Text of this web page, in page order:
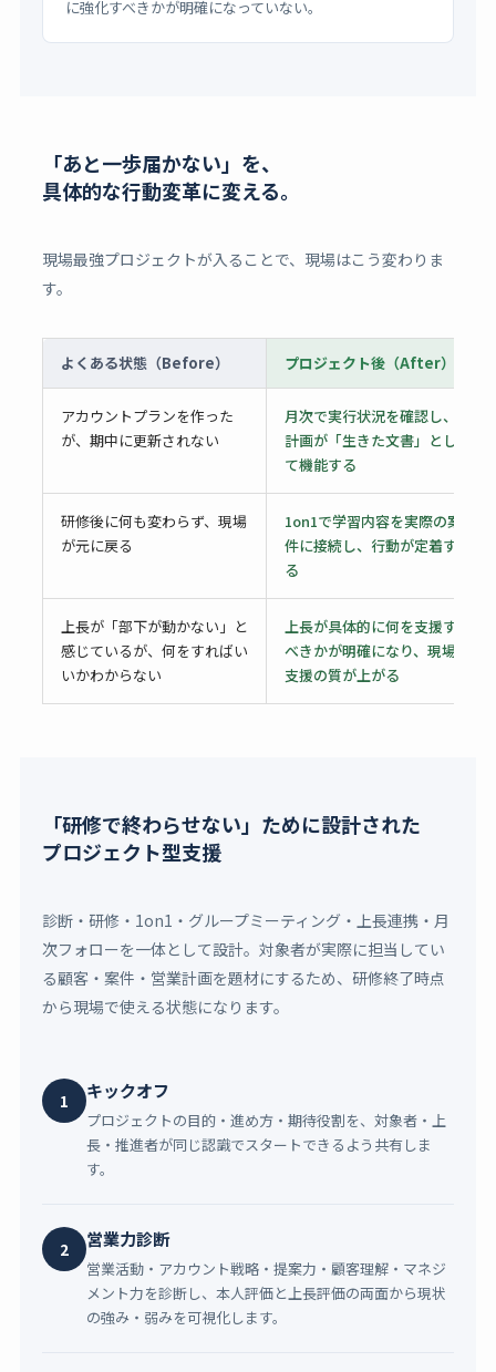
に強化すべきかが明確になっていない。
「あと一歩届かない」を、
具体的な行動変革に変える。
現場最強プロジェクトが入ることで、現場はこう変わりま
す。
よくある状態（Before） プロジェクト後（After）
アカウントプランを作った
が、期中に更新されない
月次で実行状況を確認し、
計画が「生きた文書」とし
て機能する
研修後に何も変わらず、現場
が元に戻る
1on1で学習内容を実際の案
件に接続し、行動が定着す
る
上長が「部下が動かない」と
感じているが、何をすればい
いかわからない
上長が具体的に何を支援す
べきかが明確になり、現場
支援の質が上がる
「研修で終わらせない」ために設計された
プロジェクト型支援
診断・研修・1on1・グループミーティング・上長連携・月
次フォローを一体として設計。対象者が実際に担当してい
る顧客・案件・営業計画を題材にするため、研修終了時点
から現場で使える状態になります。
1 キックオフ
プロジェクトの目的・進め方・期待役割を、対象者・上
長・推進者が同じ認識でスタートできるよう共有しま
す。
2 営業力診断
営業活動・アカウント戦略・提案力・顧客理解・マネジ
メント力を診断し、本人評価と上長評価の両面から現状
の強み・弱みを可視化します。